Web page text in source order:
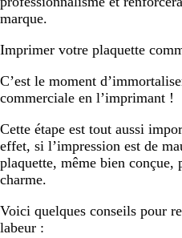
marque.
Imprimer votre plaquette
C’est le moment
commerciale en l’imprimant !
Cette étape est tout aussi
effet, si l’impression est de
plaquette, même bien conçue,
charme.
Voici quelques conseils pour
labeur :